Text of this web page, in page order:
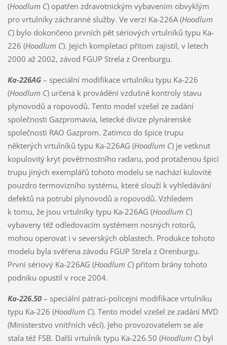
(Hoodlum C) opatřen zdravotnickým vybavením obvyklým
pro vrtulníky záchranné služby. Ve verzi Ka-226A (Hoodlum
C) bylo dokončeno prvních pět sériových vrtulníků typu Ka-
226 (Hoodlum C). Jejich kompletaci přitom zajistil, v letech
2000 až 2002, závod FGUP Strela z Orenburgu.
Ka-226AG– speciální modifikace vrtulníku typu Ka-226
(Hoodlum C) určená k provádění vzdušné kontroly stavu
plynovodů a ropovodů. Tento model vzešel ze zadání
společnosti Gazpromavia, letecké divize plynárenské
společnosti RAO Gazprom. Zatímco do špice trupu
některých vrtulníků typu Ka-226AG (Hoodlum C) je vetknut
kopulovitý kryt povětrnostního radaru, pod protaženou špicí
trupu jiných exemplářů tohoto modelu se nachází kulovité
pouzdro termovizního systému, které slouží k vyhledávání
defektů na potrubí plynovodů a ropovodů. Vzhledem
k tomu, že jsou vrtulníky typu Ka-226AG (Hoodlum C)
vybaveny též odledovacím systémem nosných rotorů,
mohou operovat i v severských oblastech. Produkce tohoto
modelu byla svěřena závodu FGUP Strela z Orenburgu.
První sériový Ka-226AG (Hoodlum C) přitom brány tohoto
podniku opustil v roce 2004.
Ka-226.50– speciální pátrací-policejní modifikace vrtulníku
typu Ka-226 (Hoodlum C). Tento model vzešel ze zadání MVD
(Ministerstvo vnitřních věcí). Jeho provozovatelem se ale
stala též FSB. Další vrtulník typu Ka-226.50 (Hoodlum C) byl